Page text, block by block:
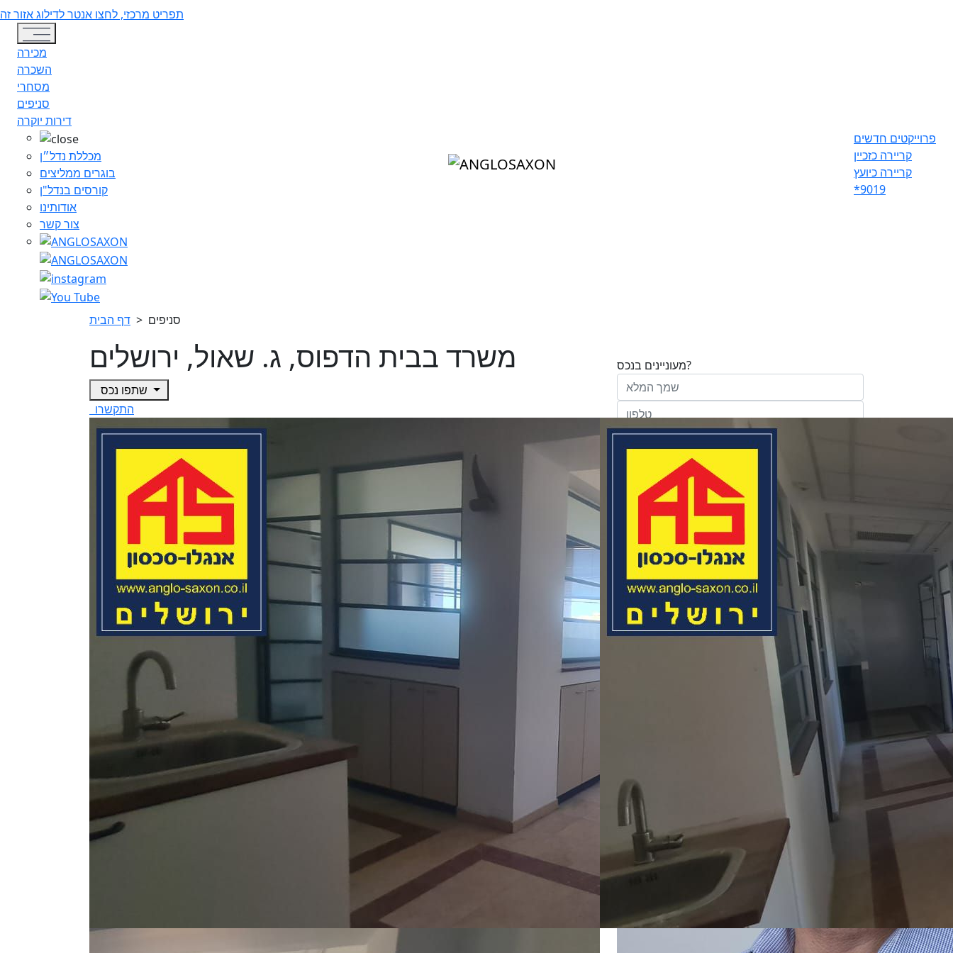
תפריט מרכזי, לחצו אנטר לדילוג אזור זה
Toggle navigation
מכירה
השכרה
מסחרי
סניפים
דירות יוקרה
מכללת נדל״ן
בוגרים ממליצים
קורסים בנדל"ן
אודותינו
צור קשר
פרוייקטים חדשים
קריירה כזכיין
קריירה כיועץ
*9019
דף הבית > סניפים
משרד בבית הדפוס, ג. שאול, ירושלים
התקשרו
מעוניינים בנכס?
בע"מ ו/או מי מטעמה ("אנגלו סכסון") בדוא"ל,
במסרונים ובשיחת טלפון שיווקית, הצעות ודברי שיווק
ופרסומת כהגדרתם בחוק וכן, שפרטיי האישיים
יישמרו במאגריה וישמשו אותה לשליחת מידע ולקידום
פעילותיה, לרבות אך לא רק, לעריכת ניתוח מידע
ומחקר סטטיסטי.
שלח